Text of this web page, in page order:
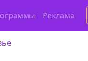
Реклама